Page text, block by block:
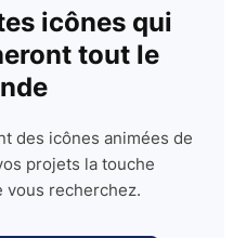
icônes qui
tout le
des icônes animées de
projets la touche
vous recherchez.